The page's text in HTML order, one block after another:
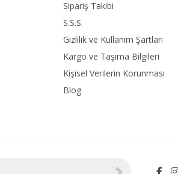
Sipariş Takibi
S.S.S.
Gizlilik ve Kullanım Şartları
Kargo ve Taşıma Bilgileri
Kişisel Verilerin Korunması
Blog